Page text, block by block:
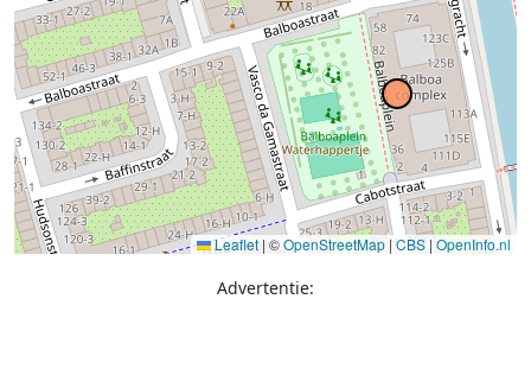
Leaflet | ©OpenStreetMap | CBS |OpenInfo.nl
Advertentie: